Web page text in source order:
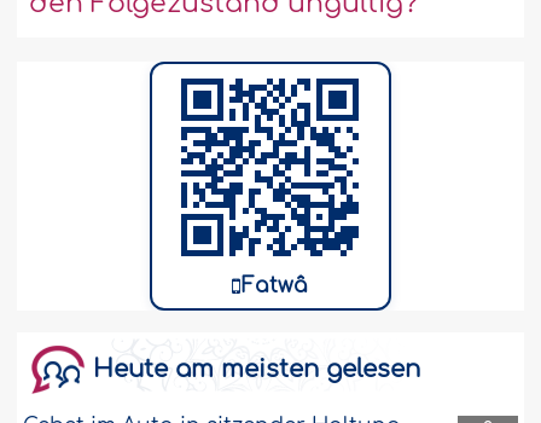
Fatwâ
Heute am meisten gelesen